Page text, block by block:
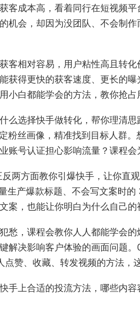
客成本高，看着同行在短视频
机会，却因为没团队、不会制
客相对容易，用户粘性高且转
获得更快的获客速度、更长的
小白都能学会的方法，教你抢占
么选择快手做转化，帮你理清
粉丝画像，精准找到目标人群
账号认证担心影响流量？课程会
两方面教你引爆快手，让你直
生产爆款标题、不会写文案时
案，也能让你明白为什么自己的
愁，课程会教你人人都能学会
解决影响客户体验的画面问题
点赞、收藏、转发视频的方法，
手上合适的投流方法，哪些内